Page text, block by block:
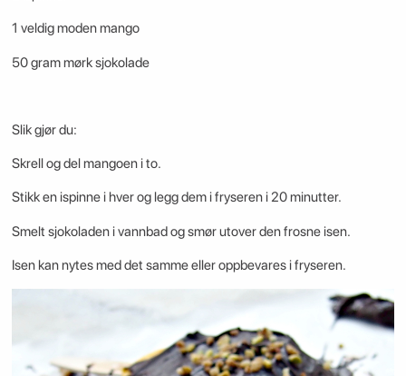
1 veldig moden mango
50 gram mørk sjokolade
Slik gjør du:
Skrell og del mangoen i to.
Stikk en ispinne i hver og legg dem i fryseren i 20 minutter.
Smelt sjokoladen i vannbad og smør utover den frosne isen.
Isen kan nytes med det samme eller oppbevares i fryseren.